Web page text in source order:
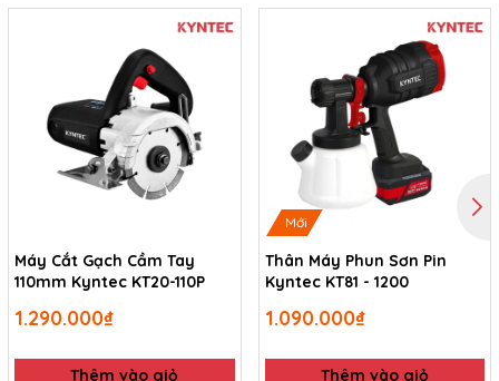
dán trực tiếp trên thân máy.
Ngoài ra, để xác thực hàng chính hãng, khách hàng có thể sử
dụng ứng dụng Vietcheck và quét tem bảo hành điện tử trên
sản phẩm.
Máy Cắt Gạch Cầm Tay
110mm Kyntec KT20-110P
1.290.000₫
Thêm vào giỏ
Mới
Thân Máy Phun Sơn Pin
Kyntec KT81 - 1200
1.090.000₫
Thêm vào giỏ